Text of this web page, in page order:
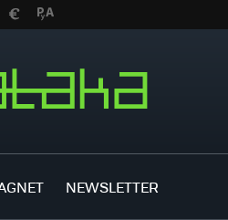
NEWSLETTER